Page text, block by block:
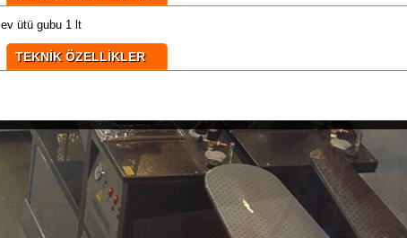
ev ütü gubu 1 lt
TEKNİK ÖZELLİKLER